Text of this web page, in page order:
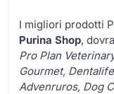
I migliori prodotti
Purina Shop,
Pro Plan
Gourmet,
Advenruros, Dog